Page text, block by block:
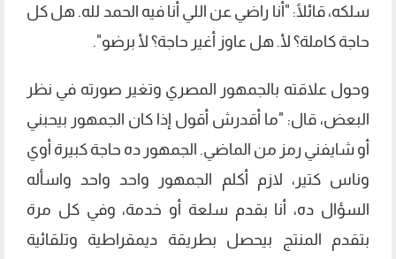
سلكه، قائلًا: "أنا راضي عن اللي أنا فيه الحمد لله. هل كل
حاجة كاملة؟ لأ. هل عاوز أغير حاجة؟ لأ برضو".
وحول علاقته بالجمهور المصري وتغير صورته في نظر
البعض، قال: "ما أقدرش أقول إذا كان الجمهور بيحبني
أو شايفني رمز من الماضي. الجمهور ده حاجة كبيرة أوي
وناس كتير، لازم أكلم الجمهور واحد واحد واسأله
السؤال ده، أنا بقدم سلعة أو خدمة، وفي كل مرة
بتقدم المنتج بيحصل بطريقة ديمقراطية وتلقائية